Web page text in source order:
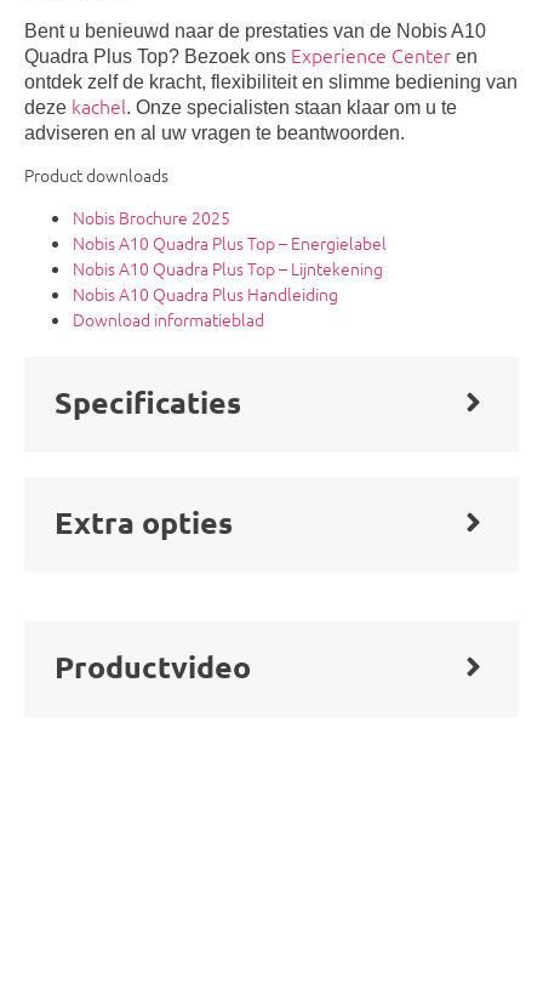
Bent u benieuwd naar de prestaties van de Nobis A10
Quadra Plus Top? Bezoek ons Experience Center en
ontdek zelf de kracht, flexibiliteit en slimme bediening van
deze kachel. Onze specialisten staan klaar om u te
adviseren en al uw vragen te beantwoorden.
Product downloads
Nobis Brochure 2025
Nobis A10 Quadra Plus Top – Energielabel
Nobis A10 Quadra Plus Top – Lijntekening
Nobis A10 Quadra Plus Handleiding
Download informatieblad
Specificaties
Extra opties
Productvideo